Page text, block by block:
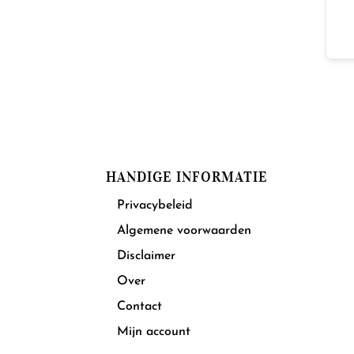
HANDIGE INFORMATIE
Privacybeleid
Algemene voorwaarden
Disclaimer
Over
Contact
Mijn account